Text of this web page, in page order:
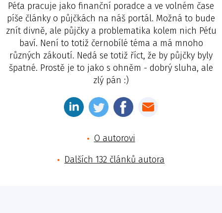
Péťa pracuje jako finanční poradce a ve volném čase
píše články o půjčkách na náš portál. Možná to bude
znít divně, ale půjčky a problematika kolem nich Péťu
baví. Není to totiž černobílé téma a má mnoho
různých zákoutí. Nedá se totiž říct, že by půjčky byly
špatné. Prostě je to jako s ohněm - dobrý sluha, ale
zlý pán :)
O autorovi
Dalších 132 článků autora